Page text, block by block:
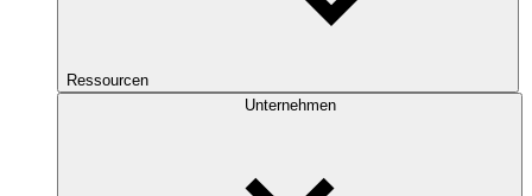
Ressourcen
Unternehmen